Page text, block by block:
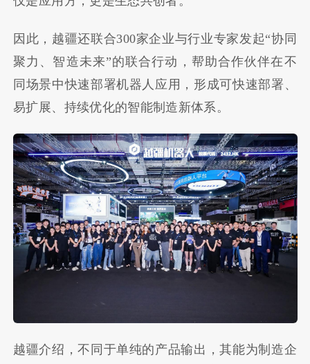
因此，越疆还联合300家企业与行业专家发起“协同
聚力、智造未来”的联合行动，帮助合作伙伴在不
同场景中快速部署机器人应用，形成可快速部署、
易扩展、持续优化的智能制造新体系。
越疆介绍，不同于单纯的产品输出，其能为制造企